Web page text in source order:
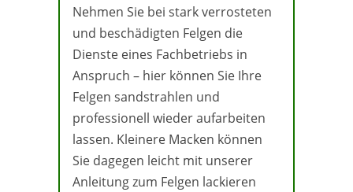
Nehmen Sie bei stark verrosteten
und beschädigten Felgen die
Dienste eines Fachbetriebs in
Anspruch – hier können Sie Ihre
Felgen sandstrahlen und
professionell wieder aufarbeiten
lassen. Kleinere Macken können
Sie dagegen leicht mit unserer
Anleitung zum Felgen lackieren